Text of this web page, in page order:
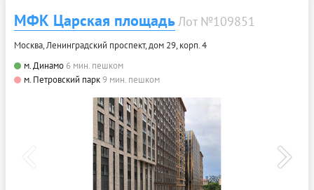
МФК Царская площадьЛот №109851
Москва, Ленинградский проспект, дом 29, корп. 4
м. Динамо 6 мин. пешком
м. Петровский парк9 мин. пешком